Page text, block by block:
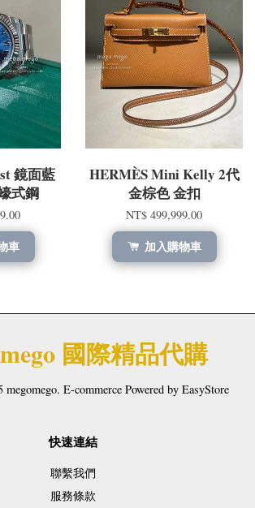
鏡面藍
式鋼
車
HERMÈS Mini Kelly 2代
金棕色 金扣
NT$ 499,999.00
加入購物車
國際精品代購
E-commerce Powered by EasyStore
快速連結
聯繫我們
服務條款